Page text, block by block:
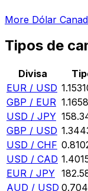
More Dólar
Tipos de
Divisa
EUR / USD
GBP / EUR
USD / JPY
GBP / USD
USD / CHF
USD / CAD
EUR / JPY
AUD / USD